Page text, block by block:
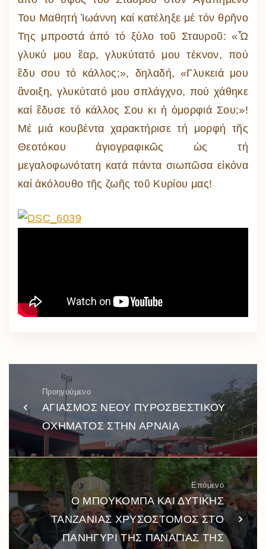
Του Μαθητή Ἰωάννη καί κατέληξε μέ τόν θρῆνο
Της μπροστά ἀπό τό ξύλο τοῦ Σταυροῦ: «Ὦ
γλυκύ μου ἒαρ, γλυκύτατό μου τέκνον, πού
ἒδυ σου τό κάλλος;», δηλαδή, «Γλυκειά μου
ἂνοιξη, γλυκύτατό μου σπλάγχνο, πού χάθηκε
καί ἒδυσε τό κάλλος Σου κι ἡ ὀμορφιά Σου;»!
Μέ μιά κουβέντα χαρακτήρισε τή μορφή τῆς
Θεοτόκου ἁγιογραφικῶς ὡς τή
μεγαλοφωνότατη κατά πάντα σιωπῶσα εἰκόνα
καί ἀκόλουθο τῆς ζωῆς τοῦ Κυρίου μας!
Προηγούμενο
ΑΓΙΑΣΜΟΣ ΝΕΟΥ ΠΥΡΟΣΒΕΣΤΙΚΟΥ
ΟΧΗΜΑΤΟΣ ΣΤΗΝ ΑΡΝΑΙΑ
Επόμενο
Ο ΜΠΟΥΚΟΜΠΑ ΚΑΙ ΔΥΤΙΚΗΣ
ΤΑΝΖΑΝΙΑΣ ΧΡΥΣΟΣΤΟΜΟΣ ΣΤΟ
ΠΑΝΗΓΥΡΙ ΤΗΣ ΠΑΝΑΓΙΑΣ ΤΗΣ